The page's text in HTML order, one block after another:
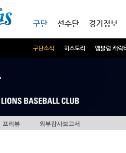
구단
구단소식 히스토리 엠블럼 캐릭
선수단 경기정보
프리뷰 외부감사보고서